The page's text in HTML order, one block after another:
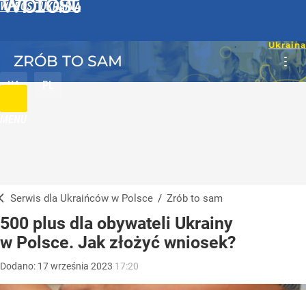
WPROST UKRAINA
UA PL
ZRÓB TO SAM
Serwis dla Ukraińców w Polsce / Zrób to sam
500 plus dla obywateli Ukrainy
w Polsce. Jak złożyć wniosek?
Dodano: 17września 2023 17:20